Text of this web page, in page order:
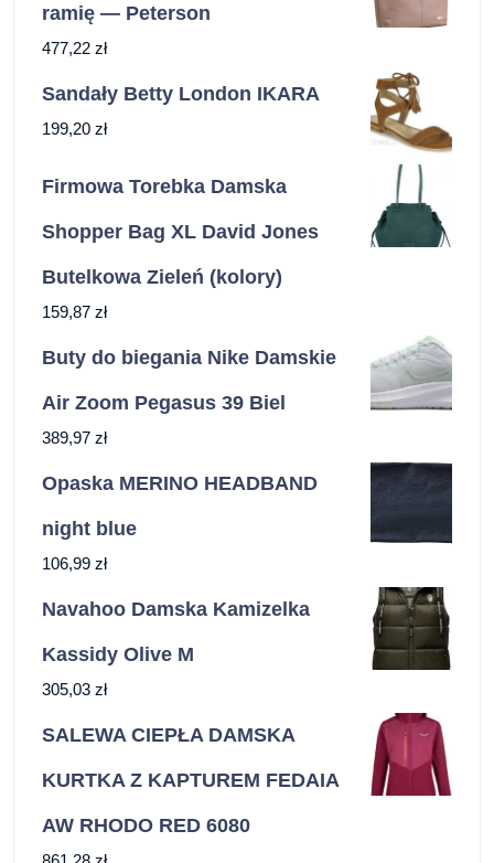
ramię — Peterson
477,22 zł
Sandały Betty London IKARA
199,20 zł
Firmowa Torebka Damska
Shopper Bag XL David Jones
Butelkowa Zieleń (kolory)
159,87 zł
Buty do biegania Nike Damskie
Air Zoom Pegasus 39 Biel
389,97 zł
Opaska MERINO HEADBAND
night blue
106,99 zł
Navahoo Damska Kamizelka
Kassidy Olive M
305,03 zł
SALEWA CIEPŁA DAMSKA
KURTKA Z KAPTUREM FEDAIA
AW RHODO RED 6080